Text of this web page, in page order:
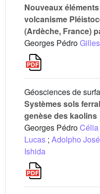
Nouveaux
volcanisme
(Ardèche, France)
Georges Pédro
Géosciences de
Systèmes sols
genèse des kaolins
Georges Pédro
Lucas ; Adolpho
Ishida